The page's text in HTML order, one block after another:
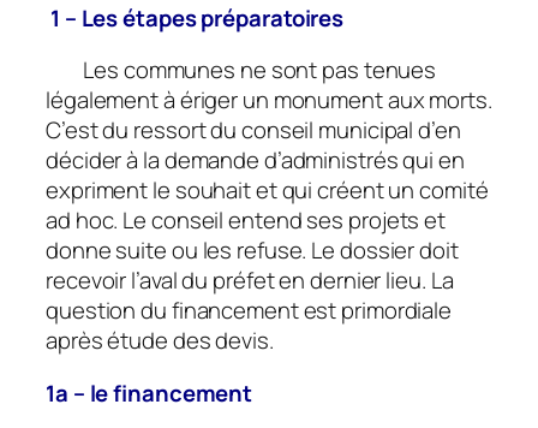
1 – Les étapes préparatoires
Les communes ne sont pas tenues
légalement à ériger un monument aux morts.
C’est du ressort du conseil municipal d’en
décider à la demande d’administrés qui en
expriment le souhait et qui créent un comité
ad hoc. Le conseil entend ses projets et
donne suite ou les refuse. Le dossier doit
recevoir l’aval du préfet en dernier lieu. La
question du financement est primordiale
après étude des devis.
1a – le financement